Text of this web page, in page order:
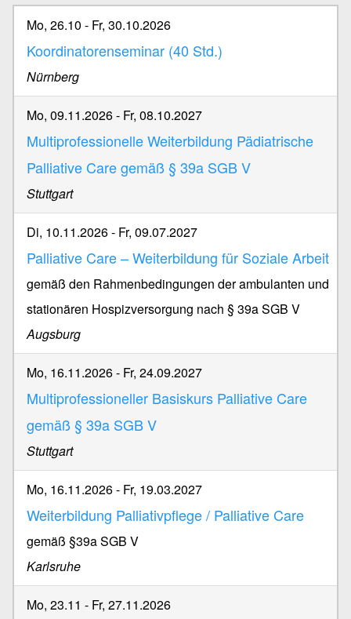
Mo, 26.10 - Fr, 30.10.2026
Koordinatorenseminar (40 Std.)
Nürnberg
Mo, 09.11.2026- Fr, 08.10.2027
Multiprofessionelle Weiterbildung Pädiatrische
Palliative Care gemäß § 39a SGB V
Stuttgart
Di, 10.11.2026- Fr, 09.07.2027
Palliative Care – Weiterbildung für Soziale Arbeit
gemäß den Rahmenbedingungen der ambulanten und
stationären Hospizversorgung nach § 39a SGB V
Augsburg
Mo, 16.11.2026- Fr, 24.09.2027
Multiprofessioneller Basiskurs Palliative Care
gemäß § 39a SGB V
Stuttgart
Mo, 16.11.2026- Fr, 19.03.2027
Weiterbildung Palliativpflege / Palliative Care
gemäß §39a SGB V
Karlsruhe
Mo, 23.11 - Fr, 27.11.2026